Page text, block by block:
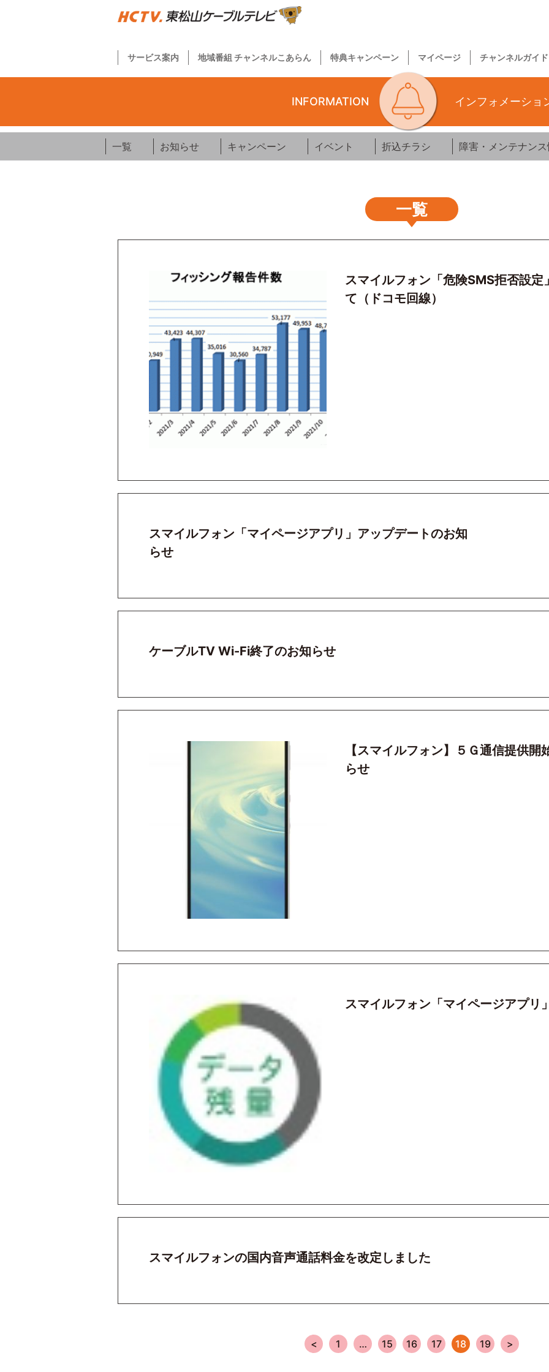
サービス案内 地域番組 チャンネルこあらん 特典キャンペーン マイページ チャンネルガイド
INFORMATION インフォメーショ
一覧 お知らせ キャンペーン イベント 折込チラシ 障害・メンテナン
一覧
スマイルフォン「危険SMS拒否設定
て（ドコモ回線）
スマイルフォン「マイページアプリ」アップデートのお知
らせ
ケーブルTV Wi-Fi終了のお知らせ
【スマイルフォン】５Ｇ通信提供
らせ
スマイルフォン「マイページアプリ
スマイルフォンの国内音声通話料金を改定しました
< 1 … 15 16 17 18 19 >